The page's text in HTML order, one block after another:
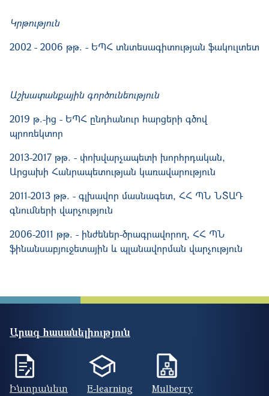
Կրթություն
2002 - 2006 թթ. - ԵՊՀ տնտեսագիտության ֆակուլտետ
Աշխատանքային գործունեություն
2019 թ.-ից - ԵՊՀ ընդհանուր հարցերի գծով
պրոռեկտոր
2013-2017 թթ. - փոխվարչապետի խորհրդական,
Արցախի Հանրապետության կառավարություն
2011-2013 թթ. - գլխավոր մասնագետ, ՀՀ ՊՆ ՆՏԱԴ
գնումների վարչություն
2006-2011 թթ. - ինժեներ-ծրագրավորող, ՀՀ ՊՆ
ֆինանսաբյուջետային և պլանավորման վարչություն
Արագ հասանելիություն
Ինտրանետ E-learning Mulberry